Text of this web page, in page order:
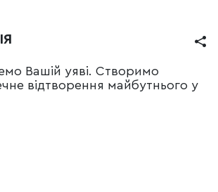
Вашій уяві. Створимо
відтворення майбутнього у